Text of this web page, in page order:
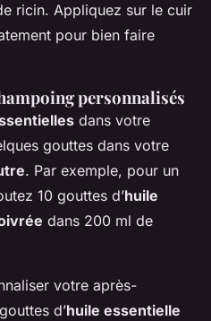
ricin. Appliquez sur le cuir
pour bien faire
personnalisés
dans votre
gouttes dans votre
. Par exemple, pour un
10 gouttes d’huile
dans 200 ml de
votre après-
d’huile essentielle